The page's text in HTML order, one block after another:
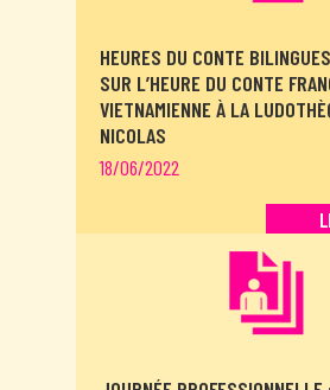
HEURES DU CONTE
SUR L’HEURE DU CONTE
VIETNAMIENNE À LA
NICOLAS
18/06/2022